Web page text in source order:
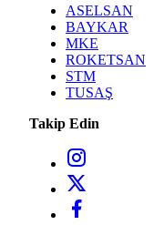
ASELSAN
BAYKAR
MKE
ROKETSAN
STM
TUSAŞ
Takip Edin